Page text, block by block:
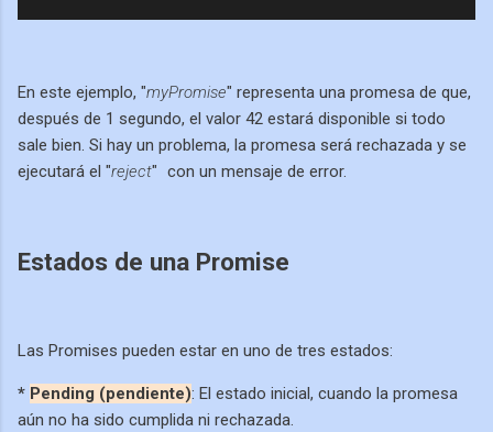
En este ejemplo, "myPromise" representa una promesa de que,
después de 1 segundo, el valor 42 estará disponible si todo
sale bien. Si hay un problema, la promesa será rechazada y se
ejecutará el "reject" con un mensaje de error.
Estados de una Promise
Las Promises pueden estar en uno de tres estados:
* Pending (pendiente): El estado inicial, cuando la promesa
aún no ha sido cumplida ni rechazada.